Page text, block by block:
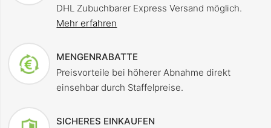
DHL Zubuchbarer Express Versand möglich.
Mehr erfahren
MENGENRABATTE
Preisvorteile bei höherer Abnahme direkt
einsehbar durch Staffelpreise.
SICHERES EINKAUFEN